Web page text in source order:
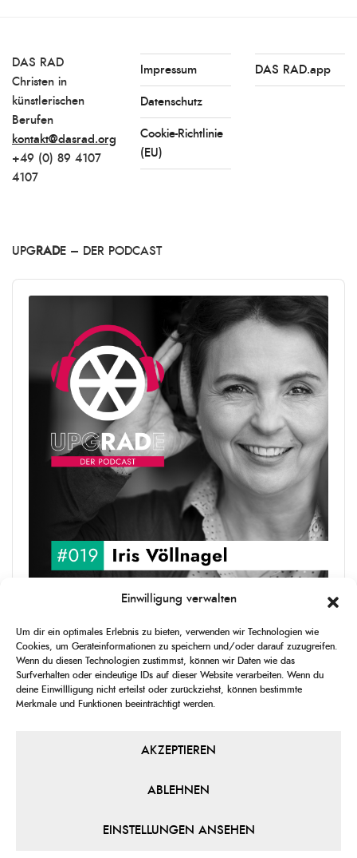
Einwilligung verwalten
Um dir ein optimales Erlebnis zu bieten, verwenden wir Technologien wie
Cookies, um Geräteinformationen zu speichern und/oder darauf zuzugreifen.
Wenn du diesen Technologien zustimmst, können wir Daten wie das
Surfverhalten oder eindeutige IDs auf dieser Website verarbeiten. Wenn du
deine Einwillligung nicht erteilst oder zurückziehst, können bestimmte
Merkmale und Funktionen beeinträchtigt werden.
AKZEPTIEREN
ABLEHNEN
EINSTELLUNGEN ANSEHEN
DAS RAD
Christen in
künstlerischen
Berufen
kontakt@dasrad.org
+49 (0) 89 4107
4107
Impressum
Datenschutz
Cookie-Richtlinie
(EU)
DAS RAD.app
UPG RADE – DER PODCAST
Audio
Iris Völlnagel hat schon auf unterschiedlichen Kontinenten gelebt
und gearbeitet, spricht mehrere Sprachen und berichtet
leidenschaftlich gerne über das, was sie erlebt – als Journalistin,
[...]
BACKWARD
PAUSE
SHOW
LIST